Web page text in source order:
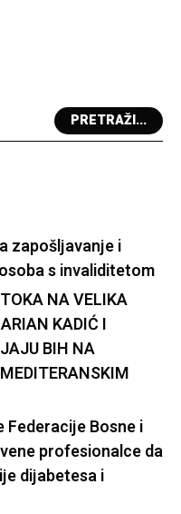
PRETRAŽI...
zapošljavanje i
s invaliditetom
NA VELIKA
KADIĆ I
BIH NA
Bosne i
profesionalce da
dijabetesa i